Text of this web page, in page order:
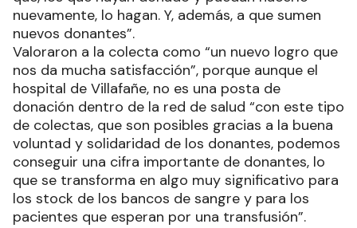
nuevamente, lo hagan. Y, además, a que sumen
nuevos donantes”.
Valoraron a la colecta como “un nuevo logro que
nos da mucha satisfacción”, porque aunque el
hospital de Villafañe, no es una posta de
donación dentro de la red de salud “con este tipo
de colectas, que son posibles gracias a la buena
voluntad y solidaridad de los donantes, podemos
conseguir una cifra importante de donantes, lo
que se transforma en algo muy significativo para
los stock de los bancos de sangre y para los
pacientes que esperan por una transfusión”.